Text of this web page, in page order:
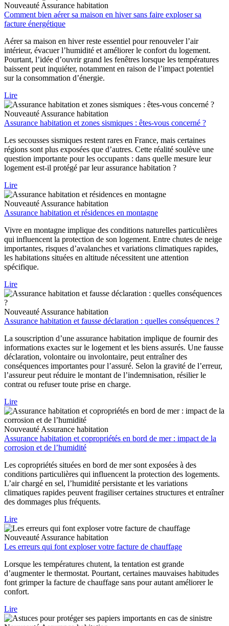
Nouveauté Assurance habitation
Comment bien aérer sa maison en hiver sans faire exploser sa
facture énergétique
Aérer sa maison en hiver reste essentiel pour renouveler l’air
intérieur, évacuer l’humidité et améliorer le confort du logement.
Pourtant, l’idée d’ouvrir grand les fenêtres lorsque les températures
baissent peut inquiéter, notamment en raison de l’impact potentiel
sur la consommation d’énergie.
Lire
Nouveauté Assurance habitation
Assurance habitation et zones sismiques : êtes-vous concerné ?
Les secousses sismiques restent rares en France, mais certaines
régions sont plus exposées que d’autres. Cette réalité soulève une
question importante pour les occupants : dans quelle mesure leur
logement est-il protégé par leur assurance habitation ?
Lire
Nouveauté Assurance habitation
Assurance habitation et résidences en montagne
Vivre en montagne implique des conditions naturelles particulières
qui influencent la protection de son logement. Entre chutes de neige
importantes, risques d’avalanches et variations climatiques rapides,
les habitations situées en altitude nécessitent une attention
spécifique.
Lire
Nouveauté Assurance habitation
Assurance habitation et fausse déclaration : quelles conséquences ?
La souscription d’une assurance habitation implique de fournir des
informations exactes sur le logement et les biens assurés. Une fausse
déclaration, volontaire ou involontaire, peut entraîner des
conséquences importantes pour l’assuré. Selon la gravité de l’erreur,
l’assureur peut réduire le montant de l’indemnisation, résilier le
contrat ou refuser toute prise en charge.
Lire
Nouveauté Assurance habitation
Assurance habitation et copropriétés en bord de mer : impact de la
corrosion et de l’humidité
Les copropriétés situées en bord de mer sont exposées à des
conditions particulières qui influencent la protection des logements.
L’air chargé en sel, l’humidité persistante et les variations
climatiques rapides peuvent fragiliser certaines structures et entraîner
des dommages plus fréquents.
Lire
Nouveauté Assurance habitation
Les erreurs qui font exploser votre facture de chauffage
Lorsque les températures chutent, la tentation est grande
d’augmenter le thermostat. Pourtant, certaines mauvaises habitudes
font grimper la facture de chauffage sans pour autant améliorer le
confort.
Lire